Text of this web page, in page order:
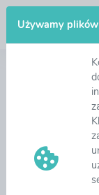
Używamy
Pomoc - Inne
Instrukcja
Dokumenty
Uwagi
Import danych